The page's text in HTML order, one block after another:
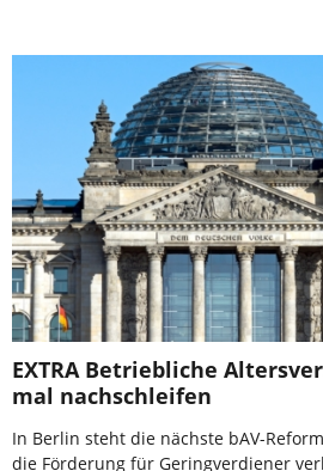
EXTRA Betriebliche
mal nachschleifen
In Berlin steht die nächste bAV-
die Förderung für Geringverdiener